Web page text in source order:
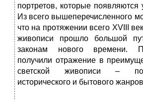
портретов, которые появляются
Из всего вышеперечисленного
что на протяжении всего XVIII
живописи прошло большой
законам нового времени.
получили отражение в
светской живописи –
исторического и бытового